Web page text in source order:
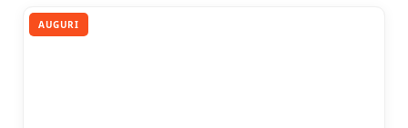
AUGURI